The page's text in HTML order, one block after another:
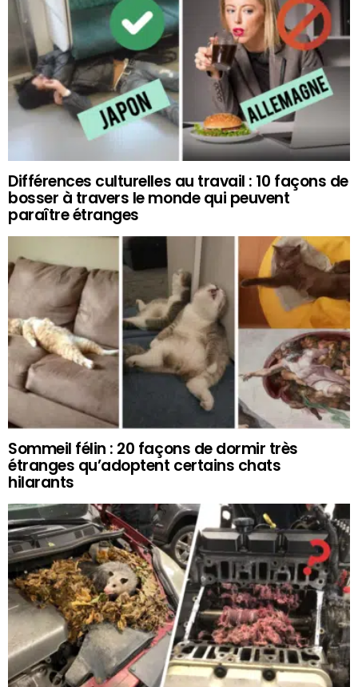
Différences culturelles au travail : 10 façons de
bosser à travers le monde qui peuvent
paraître étranges
Sommeil félin : 20 façons de dormir très
étranges qu’adoptent certains chats
hilarants